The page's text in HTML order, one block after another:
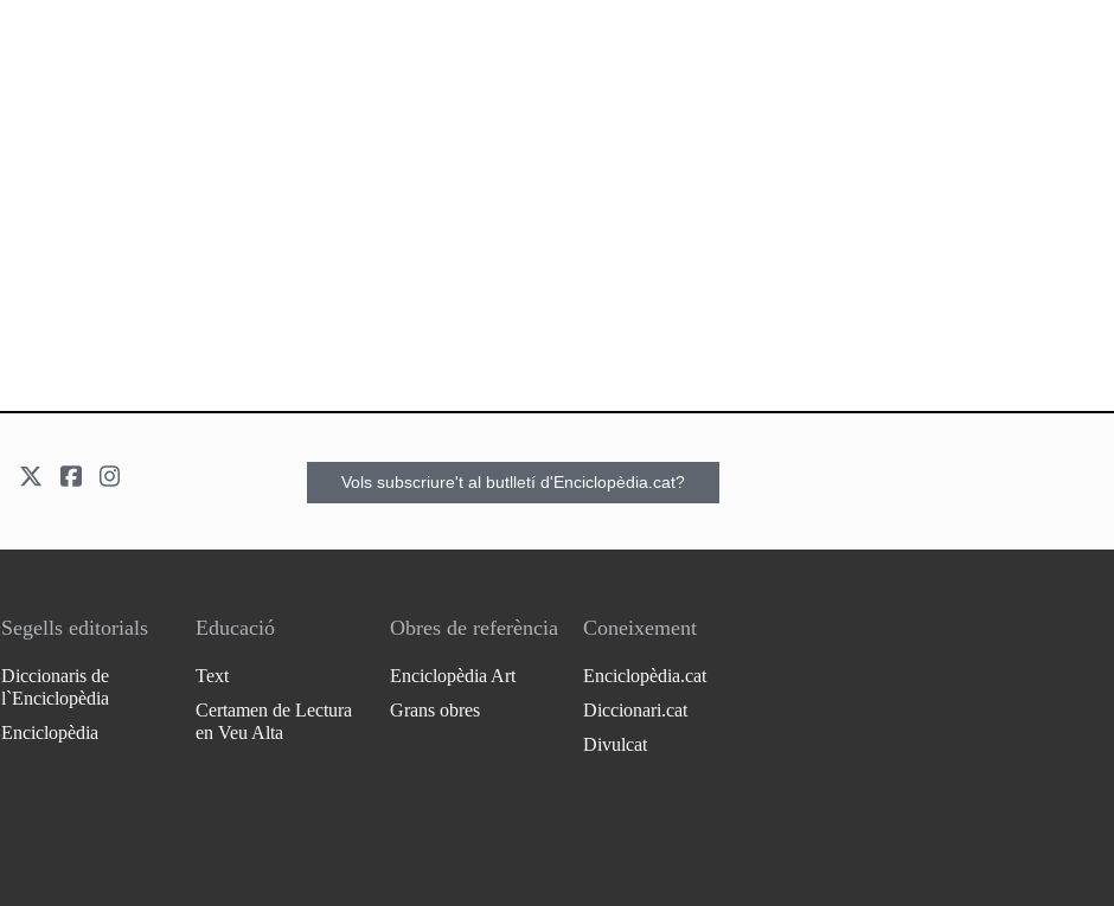
Vols subscriure't al butlletí d'Enciclopèdia.cat?
Segells editorials
Diccionaris de
l`Enciclopèdia
Enciclopèdia
Educació
Text
Certamen de Lectura
en Veu Alta
Obres de referència
Enciclopèdia Art
Grans obres
Coneixement
Enciclopèdia.cat
Diccionari.cat
Divulcat